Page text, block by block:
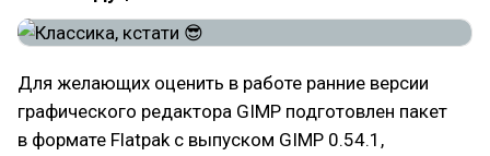
Для желающих оценить в работе ранние версии
графического редактора GIMP подготовлен пакет
в формате Flatpak с выпуском GIMP 0.54.1,